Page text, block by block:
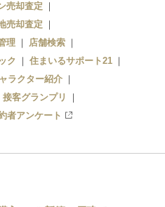
売却査定
売却査定
理
店舗検索
ク
住まいるサポート21
ラクター紹介
接客グランプリ
者アンケート